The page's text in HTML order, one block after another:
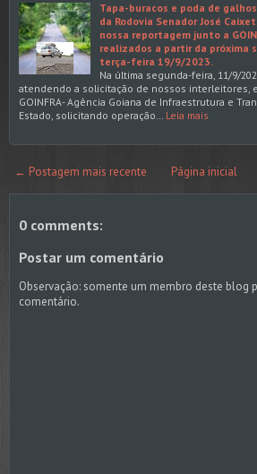
Tapa-buracos e poda de
da Rodovia Senador José
nossa reportagem junto a
realizados a partir da próxima
terça-feira 19/9/2023.
Na última segunda-feira, 11/9/
atendendo a solicitação de nossos interleitores,
GOINFRA- Agência Goiana de Infraestrutura e
Estado, solicitando operação… Leia mais
← Postagem mais recente Página inicial
0 comments:
Postar um comentário
Observação: somente um membro deste blog
comentário.